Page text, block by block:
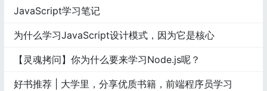
JavaScript学习笔记
为什么学习JavaScript设计模式，因为它是核心
【灵魂拷问】你为什么要来学习Node.js呢？
好书推荐 | 大学里，分享优质书籍，前端程序员学习